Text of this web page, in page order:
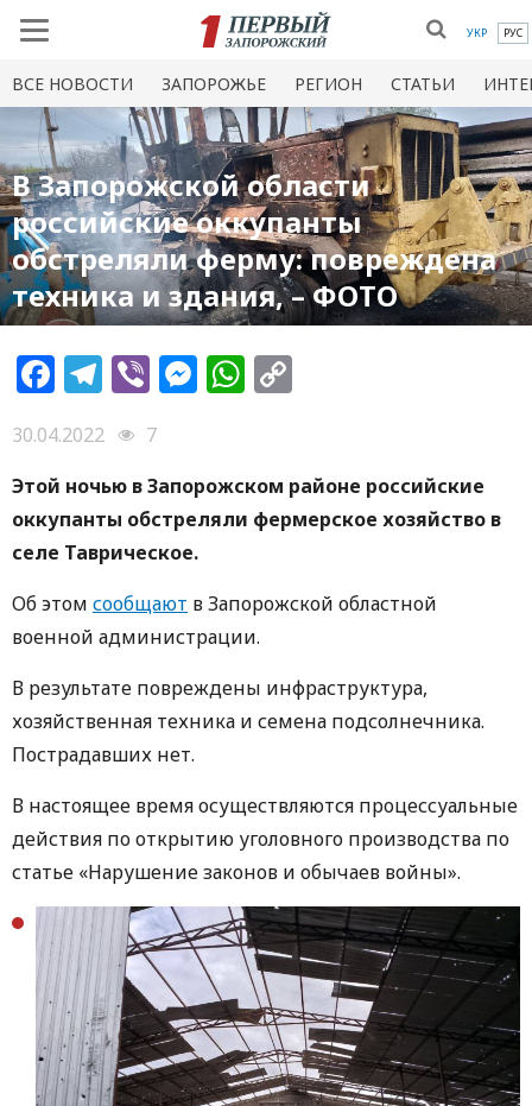
УКР РУС
ВСЕ НОВОСТИ ЗАПОРОЖЬЕ РЕГИОН СТАТЬИ
В Запорожской области
российские оккупанты
обстреляли ферму: повреждена
техника и здания, – ФОТО
Facebook
Telegram
ViberMessenger
WhatsApp
30.04.2022
7
Этой ночью в Запорожском районе российские
оккупанты обстреляли фермерское хозяйство в
селе Таврическое.
Об этом сообщают в Запорожской областной
военной администрации.
В результате повреждены инфраструктура,
хозяйственная техника и семена подсолнечника.
Пострадавших нет.
В настоящее время осуществляются процессуальные
действия по открытию уголовного производства по
статье «Нарушение законов и обычаев войны».